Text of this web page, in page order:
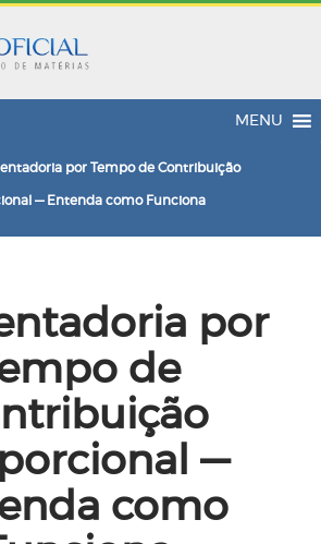
MENU
por Tempo de Contribuição
— Entenda como Funciona
por
de
—
como